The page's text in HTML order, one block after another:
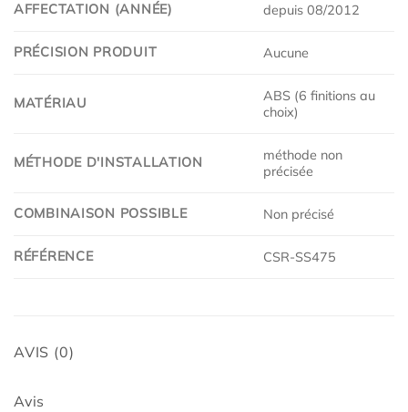
AFFECTATION (ANNÉE) depuis 08/2012
PRÉCISION PRODUIT Aucune
MATÉRIAU
ABS (6 finitions au
choix)
MÉTHODE D'INSTALLATION
méthode non
précisée
COMBINAISON POSSIBLE Non précisé
RÉFÉRENCE CSR-SS475
AVIS (0)
Avis